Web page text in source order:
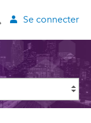
Se connecter